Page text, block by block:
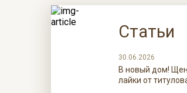
Статьи
30.06.2026
В новый дом!
лайки от